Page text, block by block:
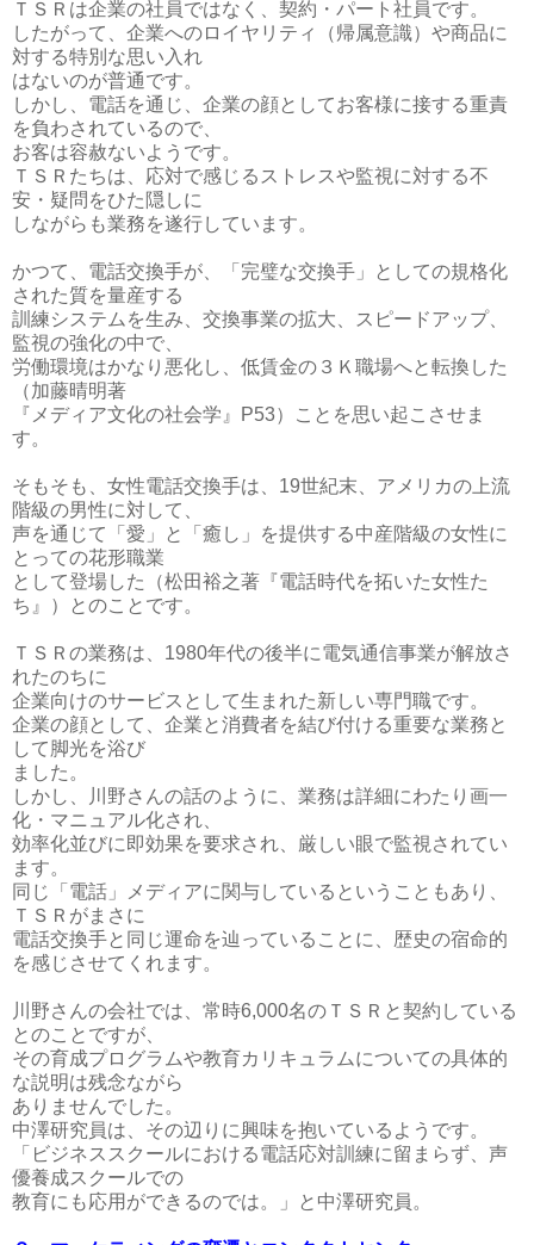
ＴＳＲは企業の社員ではなく、契約・パート社員です。
したがって、企業へのロイヤリティ（帰属意識）や商品に
対する特別な思い入れ
はないのが普通です。
しかし、電話を通じ、企業の顔としてお客様に接する重責
を負わされているので、
お客は容赦ないようです。
ＴＳＲたちは、応対で感じるストレスや監視に対する不
安・疑問をひた隠しに
しながらも業務を遂行しています。
かつて、電話交換手が、「完璧な交換手」としての規格化
された質を量産する
訓練システムを生み、交換事業の拡大、スピードアップ、
監視の強化の中で、
労働環境はかなり悪化し、低賃金の３Ｋ職場へと転換した
（加藤晴明著
『メディア文化の社会学』P53）ことを思い起こさせま
す。
そもそも、女性電話交換手は、19世紀末、アメリカの上流
階級の男性に対して、
声を通じて「愛」と「癒し」を提供する中産階級の女性に
とっての花形職業
として登場した（松田裕之著『電話時代を拓いた女性た
ち』）とのことです。
ＴＳＲの業務は、1980年代の後半に電気通信事業が解放さ
れたのちに
企業向けのサービスとして生まれた新しい専門職です。
企業の顔として、企業と消費者を結び付ける重要な業務と
して脚光を浴び
ました。
しかし、川野さんの話のように、業務は詳細にわたり画一
化・マニュアル化され、
効率化並びに即効果を要求され、厳しい眼で監視されてい
ます。
同じ「電話」メディアに関与しているということもあり、
ＴＳＲがまさに
電話交換手と同じ運命を辿っていることに、歴史の宿命的
を感じさせてくれます。
川野さんの会社では、常時6,000名のＴＳＲと契約している
とのことですが、
その育成プログラムや教育カリキュラムについての具体的
な説明は残念ながら
ありませんでした。
中澤研究員は、その辺りに興味を抱いているようです。
「ビジネススクールにおける電話応対訓練に留まらず、声
優養成スクールでの
教育にも応用ができるのでは。」と中澤研究員。